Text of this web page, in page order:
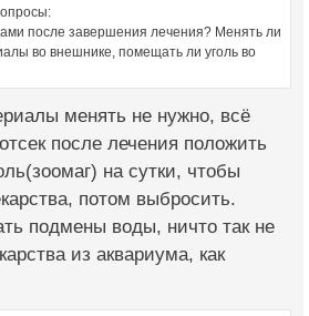
после завершения лечения? Менять ли
во внешнике, помещать ли уголь во
менять не нужно, всё
после лечения положить
на сутки, чтобы
потом выбросить.
подмены воды, ничто так не
из аквариума, как